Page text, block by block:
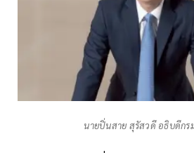
นายปิ่นสาย สุรัสวดี อธิบดีกร